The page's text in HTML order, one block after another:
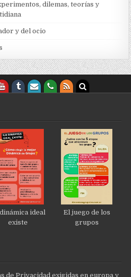
dilemas, teorías y
y del ocio
ideal
existe
El juego de los
grupos
de Privacidad exigidas en europa y